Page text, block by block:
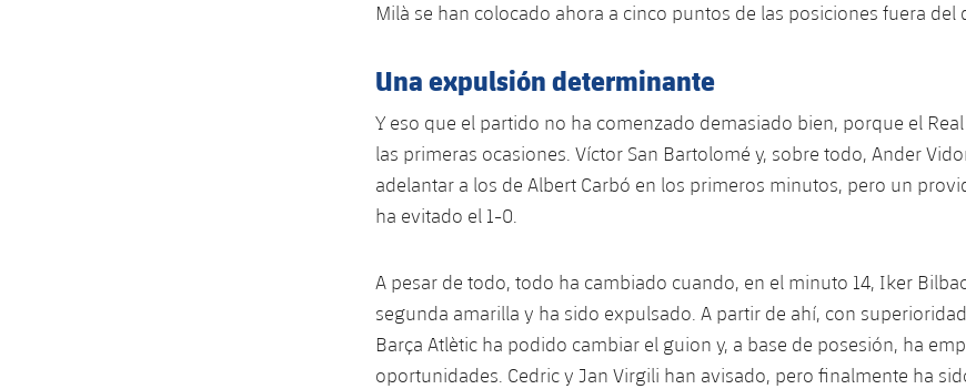
Milà se han colocado ahora a cinco puntos de las posiciones fuera del
Una expulsión determinante
Y eso que el partido no ha comenzado demasiado bien, porque el
las primeras ocasiones. Víctor San Bartolomé y, sobre todo, Ander
adelantar a los de Albert Carbó en los primeros minutos, pero un
ha evitado el 1-0.
A pesar de todo, todo ha cambiado cuando, en el minuto 14, Iker
segunda amarilla y ha sido expulsado. A partir de ahí, con
Barça Atlètic ha podido cambiar el guion y, a base de posesión, ha
oportunidades. Cedric y Jan Virgili han avisado, pero finalmente ha